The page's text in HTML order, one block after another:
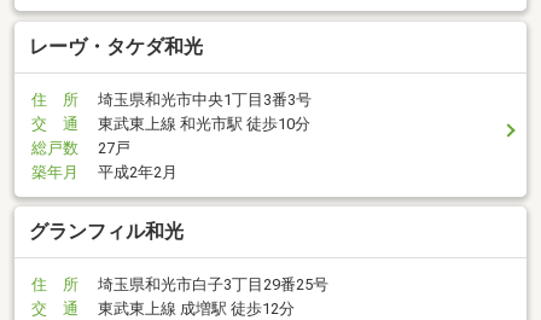
レーヴ・タケダ和光
住 所
埼玉県和光市中央1丁目3番3号
交 通
東武東上線 和光市駅 徒歩10分
総戸数
27戸
築年月
平成2年2月
グランフィル和光
住 所
埼玉県和光市白子3丁目29番25号
交 通
東武東上線 成増駅 徒歩12分